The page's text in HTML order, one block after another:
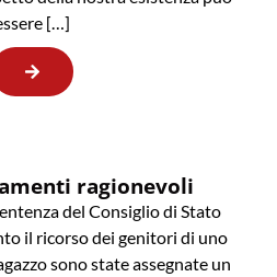
[…]
ragionevoli
del Consiglio di Stato
il ricorso dei genitori di uno
sono state assegnate un